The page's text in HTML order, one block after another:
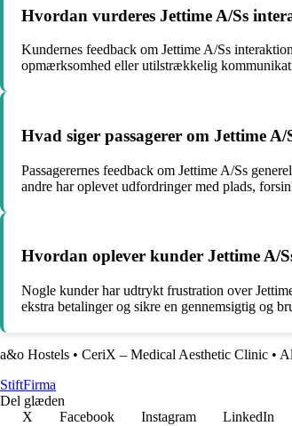
Hvordan vurderes Jettime A/Ss
Kundernes feedback om Jettime A/Ss
opmærksomhed eller utilstrækkelig
Hvad siger passagerer om Jettime
Passagerernes feedback om Jettime A/Ss
andre har oplevet udfordringer med plads,
Hvordan oplever kunder Jettime A/
Nogle kunder har udtrykt frustration over
ekstra betalinger og sikre en gennemsigtig og
a&o Hostels • CeriX – Medical Aesthetic Clinic •
StiftFirma
Del glæden
X
Facebook Instagram LinkedIn